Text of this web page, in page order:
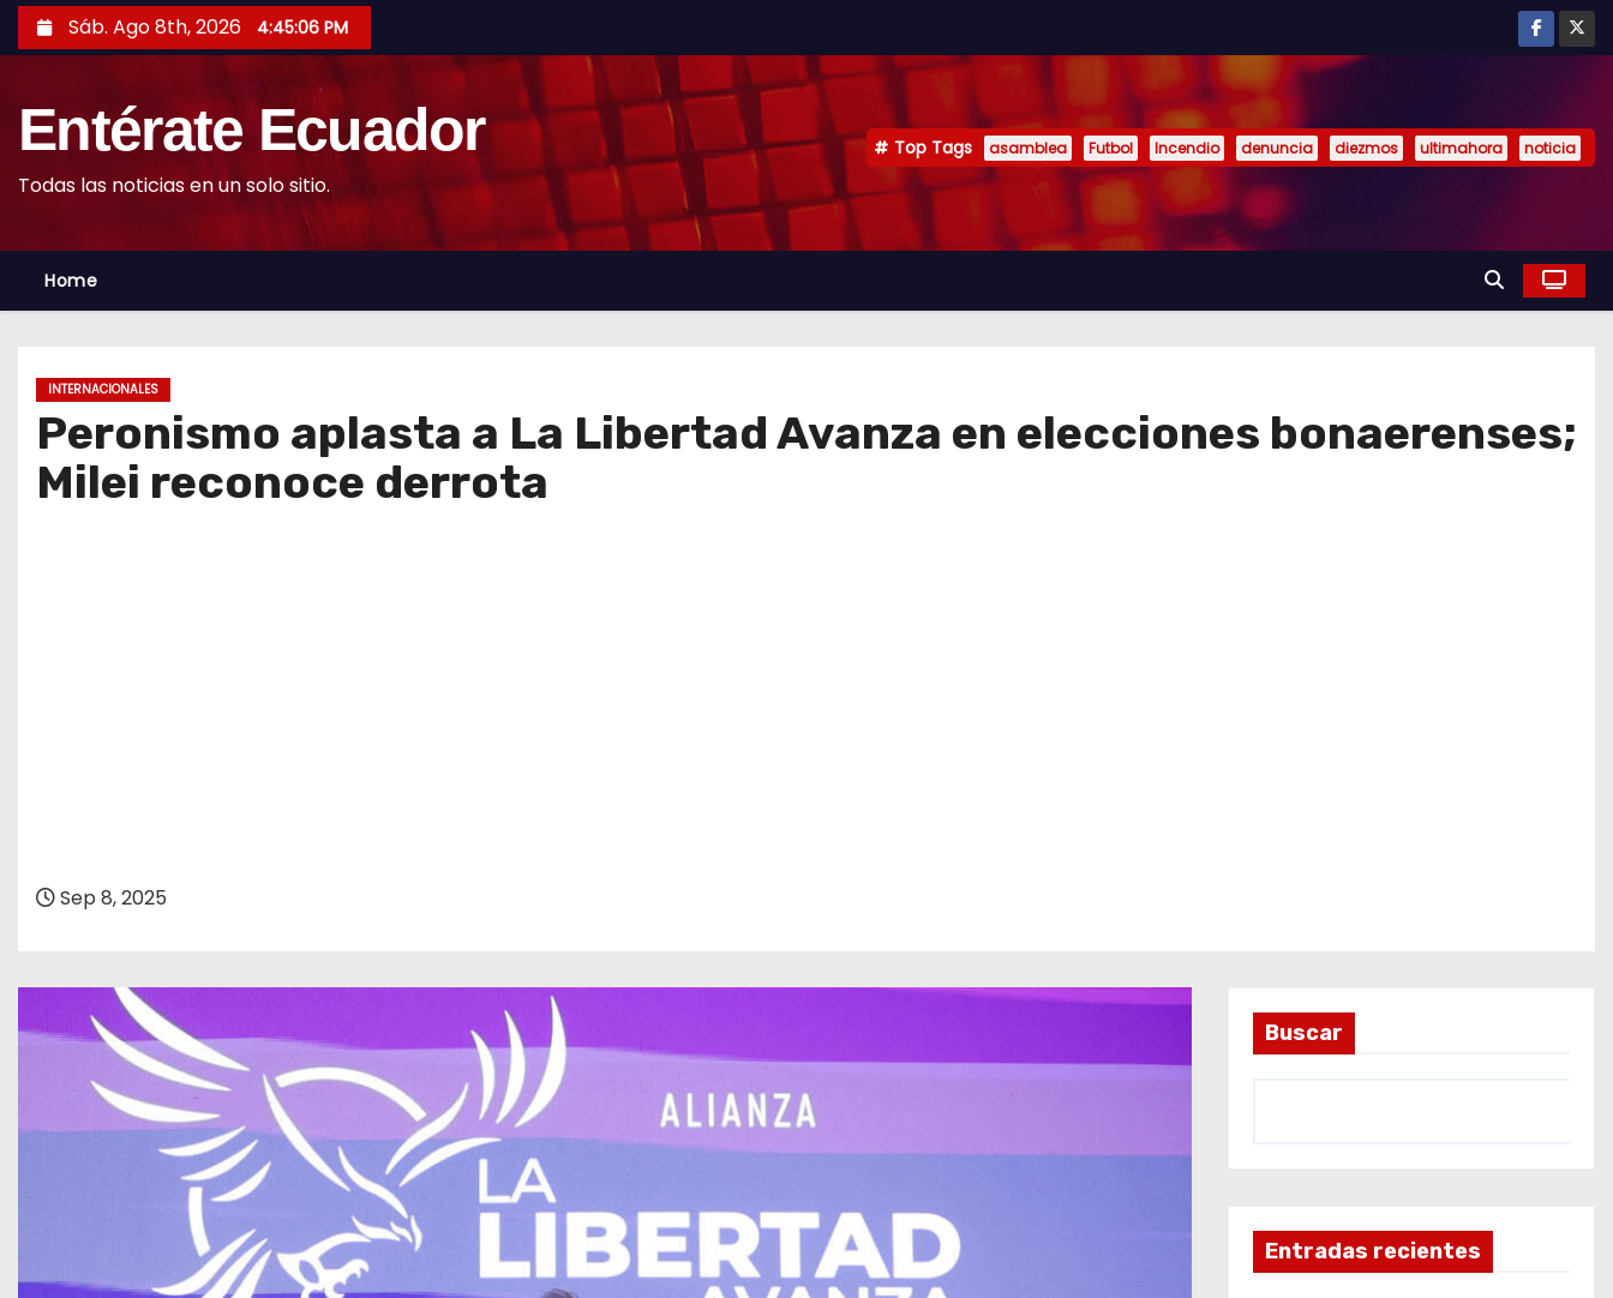
k
o
t
Sáb. Ago 8th, 2026 4:45:07 PM
Entérate Ecuador
Todas las noticias en un solo sitio.
Top Tags asamblea Futbol Incendio denuncia diezmos ultimahora noticia
Home
INTERNACIONALES
Peronismo aplasta a La Libertad Avanza en elecciones bonaerenses;
Milei reconoce derrota
Sep 8, 2025
Buscar
Entradas recientes